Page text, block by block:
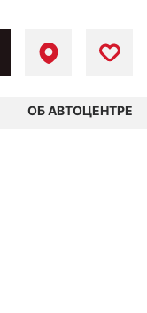
ОБ АВТОЦЕНТРЕ